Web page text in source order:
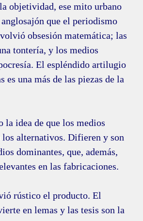
objetividad, ese mito urbano
que el periodismo
obsesión matemática; las
tontería, y los medios
El espléndido artilugio
es una más de las piezas de la
la idea de que los medios
alternativos. Difieren y son
dominantes, que, además,
en las fabricaciones.
rústico el producto. El
en lemas y las tesis son la